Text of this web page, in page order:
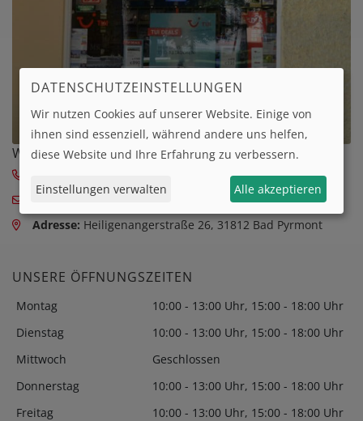
WIR SIND GERNE FÜR SIE DA:
Verkauf@reise-froehlich.de
Adresse: Heiligenangerstraße 26, 31812 Bad Pyrmont
UNSERE ÖFFNUNGSZEITEN
Montag
10:00 - 13:00 Uhr, 15:00 - 18:00 Uhr
Dienstag
10:00 - 13:00 Uhr, 15:00 - 18:00 Uhr
Mittwoch
Geschlossen
Donnerstag
10:00 - 13:00 Uhr, 15:00 - 18:00 Uhr
Freitag
10:00 - 13:00 Uhr, 15:00 - 18:00 Uhr
DATENSCHUTZEINSTELLUNGEN
Wir nutzen Cookies auf unserer Website. Einige von
ihnen sind essenziell, während andere uns helfen,
diese Website und Ihre Erfahrung zu verbessern.
Einstellungen verwalten Alle akzeptieren